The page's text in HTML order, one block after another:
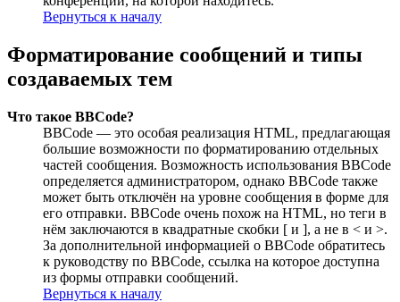
Вернуться к началу
Форматирование сообщений и типы
создаваемых тем
Что такое BBCode?
BBCode — это особая реализация HTML, предлагающая
большие возможности по форматированию отдельных
частей сообщения. Возможность использования BBCode
определяется администратором, однако BBCode также
может быть отключён на уровне сообщения в форме для
его отправки. BBCode очень похож на HTML, но теги в
нём заключаются в квадратные скобки [ и ], а не в < и >.
За дополнительной информацией о BBCode обратитесь
к руководству по BBCode, ссылка на которое доступна
из формы отправки сообщений.
Вернуться к началу